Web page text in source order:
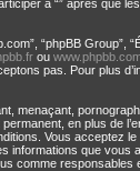
à “” après que
“phpBB
ou
pas. Pour plus
menaçant,
en plus de
Vous acceptez
que
comme